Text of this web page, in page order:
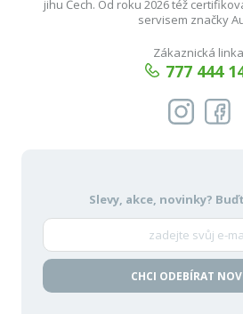
jihu Čech. Od roku 2026 též
servisem značky
Zákaznická
777 444
Slevy, akce, novinky?
CHCI ODEBÍRAT